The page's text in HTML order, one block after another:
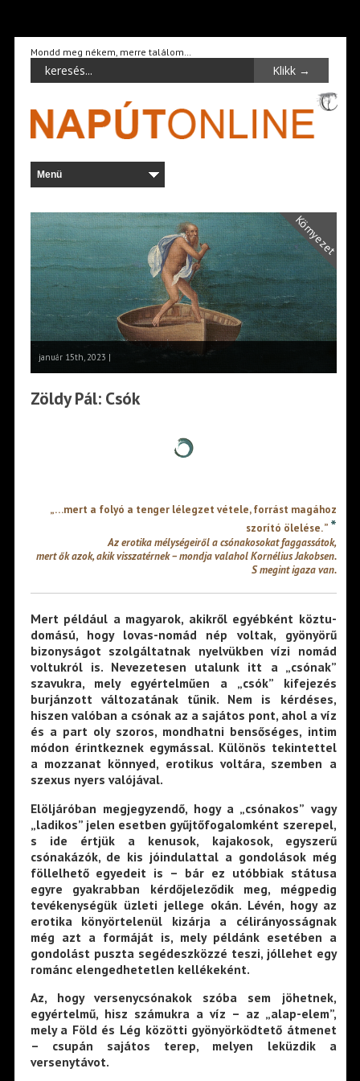
Mondd meg nékem, merre találom…
Környezet
január 15th, 2023 |
Zöldy Pál: Csók
„…mert a folyó a tenger lélegzet vétele, forrást magához
szorító ölelése. ” *
Az erotika mélységeiről a csónakosokat faggassá­tok,
mert ők azok, akik visszatérnek – mondja vala­hol Kornélius Jakobsen.
S megint igaza van.
Mert például a magyarok, akikről egyébként köztu­
domású, hogy lovas-nomád nép voltak, gyönyörű
bizonyságot szolgáltatnak nyelvükben vízi nomád
voltukról is. Nevezetesen utalunk itt a „csónak”
szavukra, mely egyértelműen a „csók” kifejezés
burjánzott változatá­nak tűnik. Nem is kérdéses,
hiszen valóban a csónak az a sajátos pont, ahol a víz
és a part oly szoros, mond­hatni bensőséges, intim
módon érintkeznek egy­mással. Különös tekintet­tel
a mozzanat könnyed, erotikus voltára, szemben a
szexus nyers valójával.
Elöljáróban megjegy­zendő, hogy a „csónakos” vagy
„ladikos” jelen eset­ben gyűjtőfogalomként szerepel,
s ide értjük a ke­nusok, kajakosok, egy­szerű
csónakázók, de kis jóindulattal a gondolások még
föllelhető egyedeit is – bár ez utóbbiak státusa
egyre gyakrabban kérdőjeleződik meg, mégpedig
tevékenységük üzleti jelle­ge okán. Lévén, hogy az
erotika könyörtelenül kizárja a célirányosságnak
még azt a formáját is, mely példánk esetében a
gondolást puszta se­gédeszközzé teszi, jóllehet egy
románc elengedhetetlen kellékeként.
Az, hogy versenycsónakok szóba sem jöhetnek,
egyér­telmű, hisz számukra a víz – az „alap-elem”,
mely a Föld és Lég közötti gyönyör­ködtető átmenet
– csupán sajátos terep, melyen leküzdik a
versenytávot.